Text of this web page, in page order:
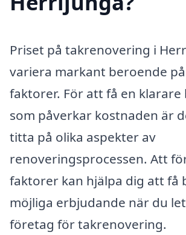
Priset på takrenovering i
variera markant beroende
faktorer. För att få en klarare
som påverkar kostnaden är
titta på olika aspekter av
renoveringsprocessen. Att
faktorer kan hjälpa dig att få
möjliga erbjudande när du
företag för takrenovering.